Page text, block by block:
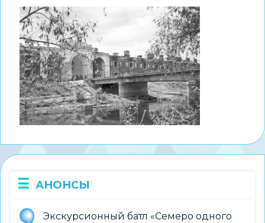
АНОНСЫ
Экскурсионный батл «Семеро одного